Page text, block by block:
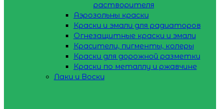
растворителя
Аэрозольны краски
Краски и эмали для радиаторов
Огнезащитные краски и эмали
Красители, пигменты, колеры
Краски для дорожной разметки
Краски по металлу и ржавчине
Лаки и Воски